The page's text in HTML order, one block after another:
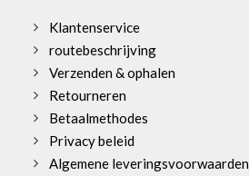
Klantenservice
routebeschrijving
Verzenden & ophalen
Retourneren
Betaalmethodes
Privacy beleid
Algemene leveringsvoorwaarden